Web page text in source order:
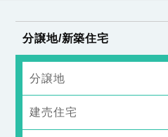
分譲地/新築住宅
分譲地
建売住宅